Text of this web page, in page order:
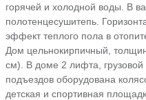
горячей и холодной воды. В
полотенцесушитепь.
эффект теплого пола в
Дом цельнокирпичный,
см). В доме 2 лифта,
подъездов оборудована
детская и спортивная